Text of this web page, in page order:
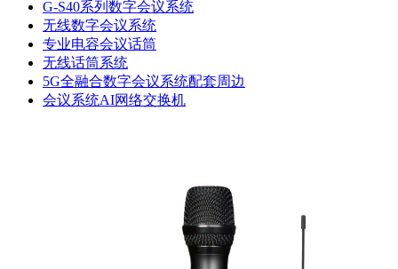
G-S40系列数字会议系统
无线数字会议系统
专业电容会议话筒
无线话筒系统
5G全融合数字会议系统配套周边
会议系统AI网络交换机